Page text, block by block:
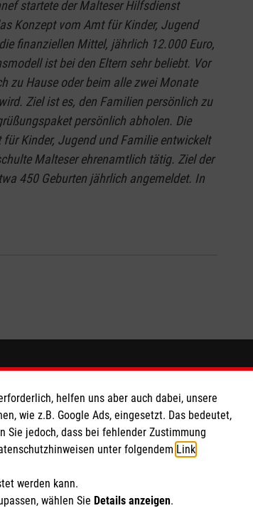
startete der Malteser Hilfsdienst
Konzept vom Amt für Kinder, Jugend
finanziellen Mittel, jährlich 12.000 Euro,
ist bei den Eltern sehr beliebt. Vor
zu Hause oder beim alle zwei Monate
Ziel ist es, den Familien persönlich zu
persönlich abholen. Die
Kinder, Jugend und Familie entwickelt
Malteser ehrenamtlich tätig. Ziel der
450 Geburten jährlich angemeldet. In
So finden Sie uns
Theodor-Heuss-Allee 23
53773 Hennef
Telefon: 02242 9220 0
helfen uns aber auch dabei, unsere
wie z.B. Google Ads, eingesetzt. Das bedeutet,
Sie jedoch, dass bei fehlender Zustimmung
unter folgendem Link
werden kann.
wählen Sie Details anzeigen.